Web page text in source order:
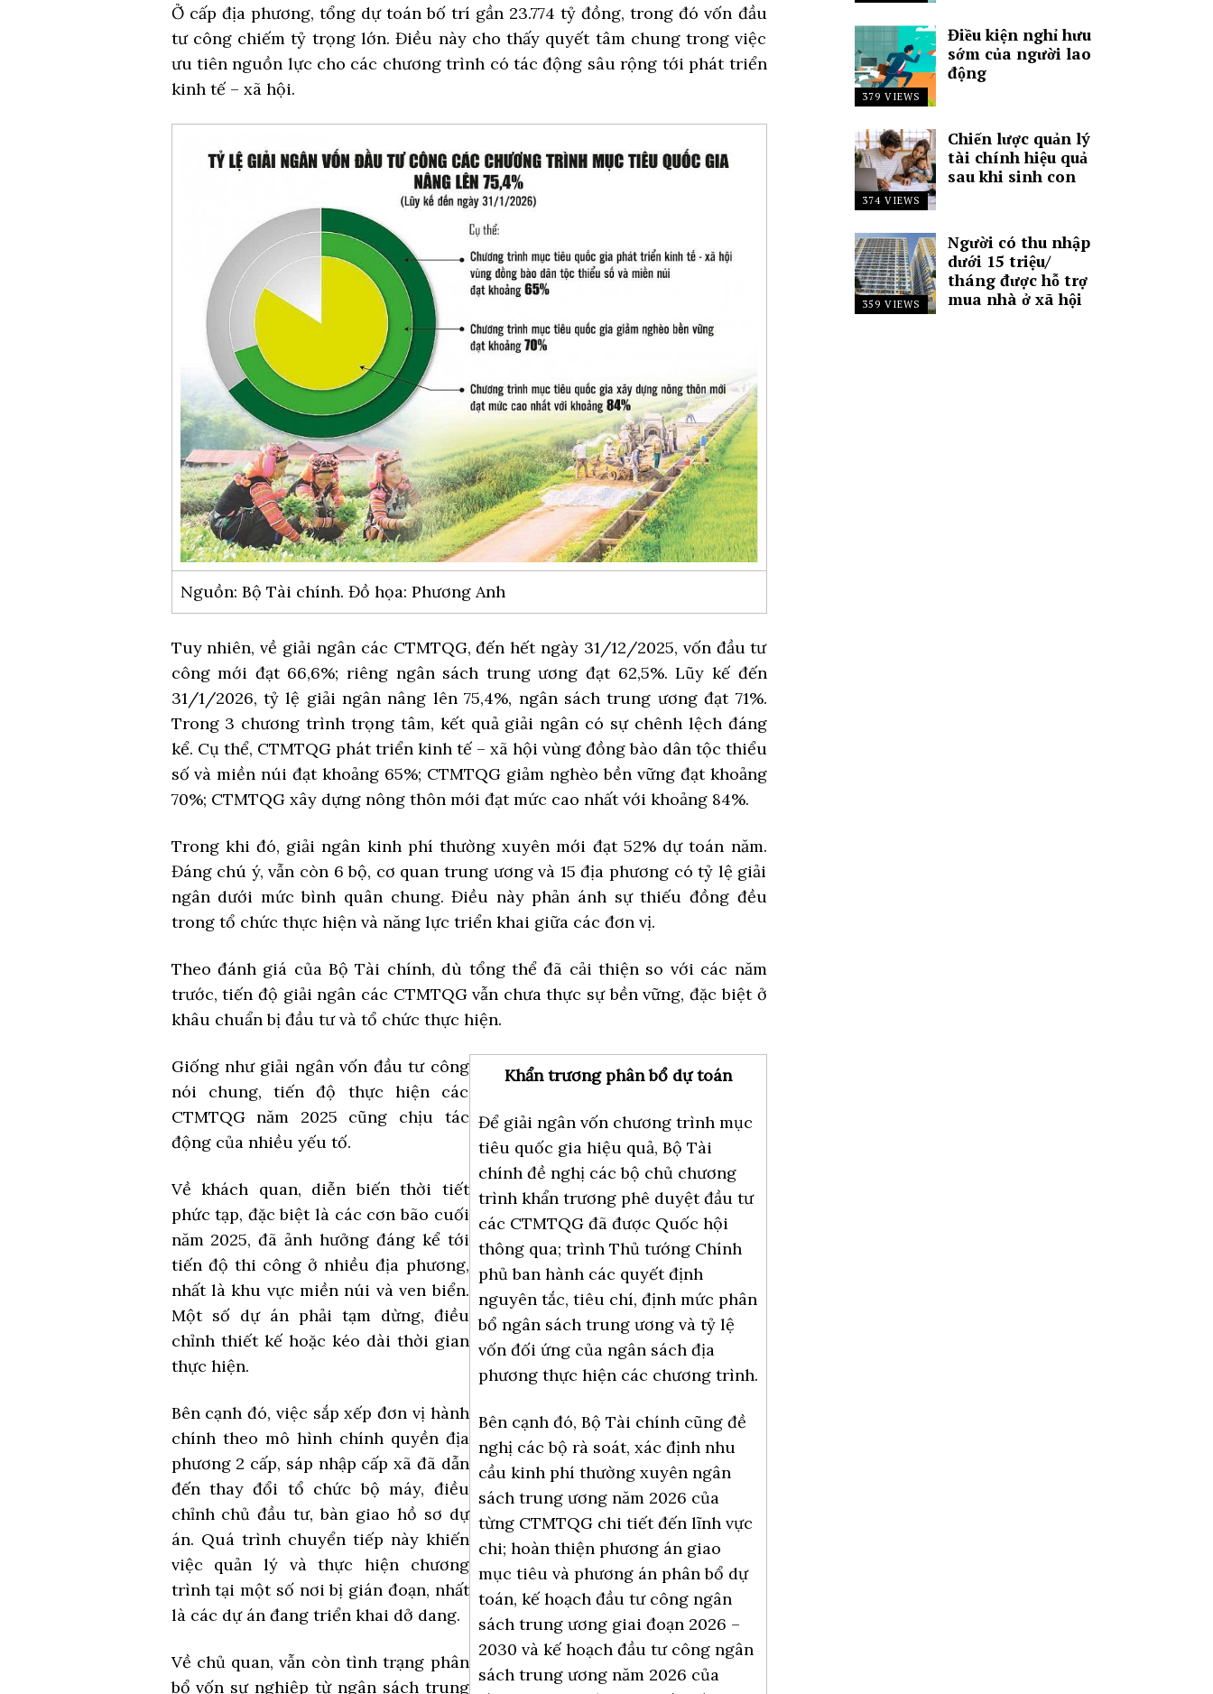
Ở cấp địa phương, tổng dự toán bố trí gần 23.774 tỷ đồng, trong đó vốn đầu
tư công chiếm tỷ trọng lớn. Điều này cho thấy quyết tâm chung trong việc
ưu tiên nguồn lực cho các chương trình có tác động sâu rộng tới phát triển
kinh tế – xã hội.
Nguồn: Bộ Tài chính. Đồ họa: Phương Anh
Tuy nhiên, về giải ngân các CTMTQG, đến hết ngày 31/12/2025, vốn đầu tư
công mới đạt 66,6%; riêng ngân sách trung ương đạt 62,5%. Lũy kế đến
31/1/2026, tỷ lệ giải ngân nâng lên 75,4%, ngân sách trung ương đạt 71%.
Trong 3 chương trình trọng tâm, kết quả giải ngân có sự chênh lệch đáng
kể. Cụ thể, CTMTQG phát triển kinh tế – xã hội vùng đồng bào dân tộc thiểu
số và miền núi đạt khoảng 65%; CTMTQG giảm nghèo bền vững đạt khoảng
70%; CTMTQG xây dựng nông thôn mới đạt mức cao nhất với khoảng 84%.
Trong khi đó, giải ngân kinh phí thường xuyên mới đạt 52% dự toán năm.
Đáng chú ý, vẫn còn 6 bộ, cơ quan trung ương và 15 địa phương có tỷ lệ giải
ngân dưới mức bình quân chung. Điều này phản ánh sự thiếu đồng đều
trong tổ chức thực hiện và năng lực triển khai giữa các đơn vị.
Theo đánh giá của Bộ Tài chính, dù tổng thể đã cải thiện so với các năm
trước, tiến độ giải ngân các CTMTQG vẫn chưa thực sự bền vững, đặc biệt ở
khâu chuẩn bị đầu tư và tổ chức thực hiện.
Khẩn trương phân bổ dự toán
Để giải ngân vốn chương trình mục
tiêu quốc gia hiệu quả, Bộ Tài
chính đề nghị các bộ chủ chương
trình khẩn trương phê duyệt đầu tư
các CTMTQG đã được Quốc hội
thông qua; trình Thủ tướng Chính
phủ ban hành các quyết định
nguyên tắc, tiêu chí, định mức phân
bổ ngân sách trung ương và tỷ lệ
vốn đối ứng của ngân sách địa
phương thực hiện các chương trình.
Bên cạnh đó, Bộ Tài chính cũng đề
nghị các bộ rà soát, xác định nhu
cầu kinh phí thường xuyên ngân
sách trung ương năm 2026 của
từng CTMTQG chi tiết đến lĩnh vực
chi; hoàn thiện phương án giao
mục tiêu và phương án phân bổ dự
toán, kế hoạch đầu tư công ngân
sách trung ương giai đoạn 2026 –
2030 và kế hoạch đầu tư công ngân
sách trung ương năm 2026 của
Giống như giải ngân vốn đầu tư công
nói chung, tiến độ thực hiện các
CTMTQG năm 2025 cũng chịu tác
động của nhiều yếu tố.
Về khách quan, diễn biến thời tiết
phức tạp, đặc biệt là các cơn bão cuối
năm 2025, đã ảnh hưởng đáng kể tới
tiến độ thi công ở nhiều địa phương,
nhất là khu vực miền núi và ven biển.
Một số dự án phải tạm dừng, điều
chỉnh thiết kế hoặc kéo dài thời gian
thực hiện.
Bên cạnh đó, việc sắp xếp đơn vị hành
chính theo mô hình chính quyền địa
phương 2 cấp, sáp nhập cấp xã đã dẫn
đến thay đổi tổ chức bộ máy, điều
chỉnh chủ đầu tư, bàn giao hồ sơ dự
án. Quá trình chuyển tiếp này khiến
việc quản lý và thực hiện chương
trình tại một số nơi bị gián đoạn, nhất
là các dự án đang triển khai dở dang.
Về chủ quan, vẫn còn tình trạng phân
bổ vốn sự nghiệp từ ngân sách trung
379 VIEWS
Điều kiện nghỉ hưu
sớm của người lao
động
374 VIEWS
Chiến lược quản lý
tài chính hiệu quả
sau khi sinh con
359 VIEWS
Người có thu nhập
dưới 15 triệu/
tháng được hỗ trợ
mua nhà ở xã hội